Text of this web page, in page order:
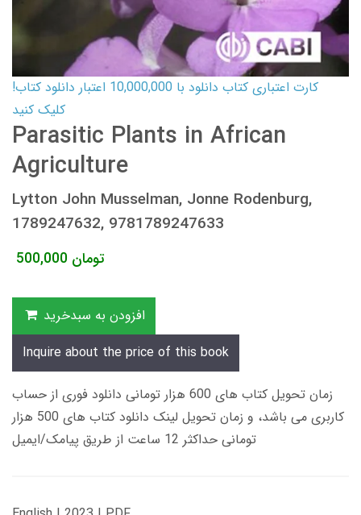
کارت اعتباری کتاب دانلود با 10,000,000 اعتبار دانلود کتاب!
کلیک کنید
Parasitic Plants in African
Agriculture
Lytton John Musselman, Jonne Rodenburg,
1789247632, 9781789247633
500,000 تومان
افزودن به سبدخرید
Inquire about the price of this book
زمان تحویل کتاب های 600 هزار تومانی دانلود فوری از حساب
کاربری می باشد، و زمان تحویل لینک دانلود کتاب های 500 هزار
تومانی حداکثر 12 ساعت از طریق پیامک/ایمیل